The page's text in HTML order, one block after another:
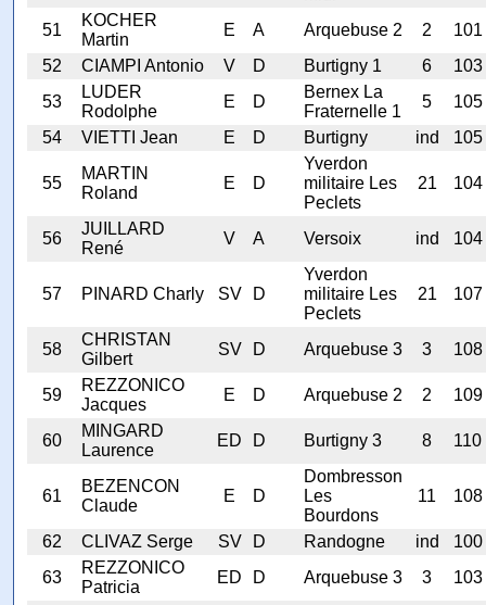
51
KOCHER
Martin
E A Arquebuse 2 2
101
52
CIAMPI Antonio V D Burtigny 1 6
103
53
LUDER
Rodolphe
E D
Bernex La
Fraternelle 1
5
105
54
VIETTI Jean E D Burtigny ind 105
55
MARTIN
Roland
E D
Yverdon
militaire Les
Peclets
21 104
56
JUILLARD
René
V A Versoix ind 104
57 PINARD Charly SV D
Yverdon
militaire Les
Peclets
21 107
58
CHRISTAN
Gilbert
SV D Arquebuse 3 3 108
59
REZZONICO
Jacques
E D Arquebuse 2 2 109
60
MINGARD
Laurence
ED D Burtigny 3 8 110
61
BEZENCON
Claude
E D
Dombresson
Les
Bourdons
11 108
62 CLIVAZ Serge SV D Randogne ind
100
63
REZZONICO
Patricia
ED D Arquebuse 3 3
103